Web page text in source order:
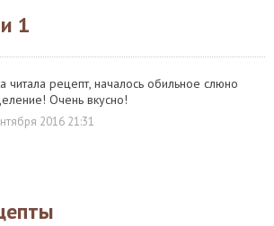
1
читала рецепт, началось обильное слюно
Очень вкусно!
2016 21:31